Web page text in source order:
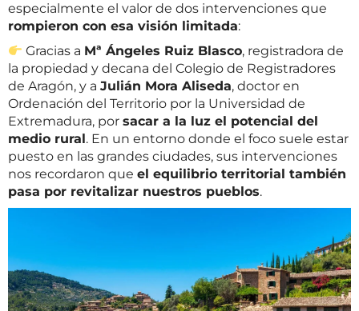
especialmente el valor de dos intervenciones que
rompieron con esa visión limitada:
Gracias a Mª Ángeles Ruiz Blasco, registradora de
la propiedad y decana del Colegio de Registradores
de Aragón, y a Julián Mora Aliseda, doctor en
Ordenación del Territorio por la Universidad de
Extremadura, por sacar a la luz el potencial del
medio rural. En un entorno donde el foco suele estar
puesto en las grandes ciudades, sus intervenciones
nos recordaron que el equilibrio territorial también
pasa por revitalizar nuestros pueblos.